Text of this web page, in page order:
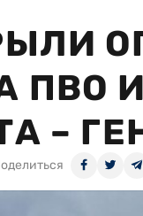
ПВО
–